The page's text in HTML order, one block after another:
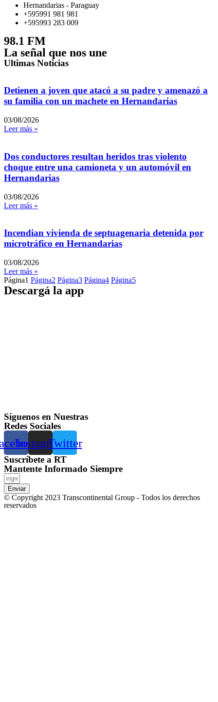
Hernandarias - Paraguay
+595991 981 981
+595993 283 009
98.1 FM
La señal que nos une
Ultimas Noticias
Detienen a joven que atacó a su padre y amenazó a
su familia con un machete en Hernandarias
03/08/2026
Leer más »
Dos conductores resultan heridos tras violento
choque entre una camioneta y un automóvil en
Hernandarias
03/08/2026
Leer más »
Incendian vivienda de septuagenaria detenida por
microtráfico en Hernandarias
03/08/2026
Leer más »
Página1 Página2 Página3 Página4 Página5
Descargá la app
Síguenos en Nuestras
Redes Sociales
InstagramTwitter
Suscríbete a RT
Mantente Informado Siempre
Enviar
© Copyright 2023 Transcontinental Group - Todos los derechos
reservados